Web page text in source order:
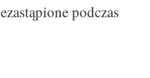
podczas